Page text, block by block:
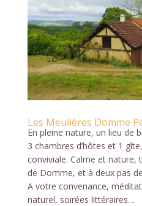
Les Meulières Domme
En pleine nature, un lieu de
3 chambres d’hôtes et 1
conviviale. Calme et nature,
de Domme, et à deux pas
A votre convenance,
naturel, soirées littéraires…